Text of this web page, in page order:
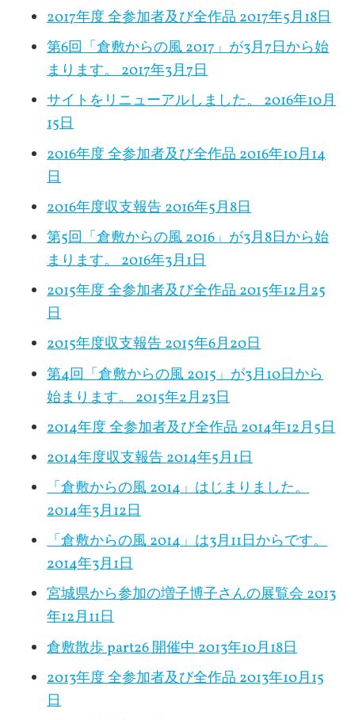
2017年度 全参加者及び全作品2017年5月18日
第6回「倉敷からの風 2017」が3月7日から始
まります。2017年3月7日
サイトをリニューアルしました。2016年10月
15日
2016年度 全参加者及び全作品2016年10月14
日
2016年度収支報告2016年5月8日
第5回「倉敷からの風 2016」が3月8日から始
まります。2016年3月1日
2015年度 全参加者及び全作品2015年12月25
日
2015年度収支報告2015年6月20日
第4回「倉敷からの風 2015」が3月10日から
始まります。2015年2月23日
2014年度 全参加者及び全作品2014年12月5日
2014年度収支報告2014年5月1日
「倉敷からの風 2014」はじまりました。
2014年3月12日
「倉敷からの風 2014」は3月11日からです。
2014年3月1日
宮城県から参加の増子博子さんの展覧会2013
年12月11日
倉敷散歩 part26 開催中2013年10月18日
2013年度 全参加者及び全作品2013年10月15
日